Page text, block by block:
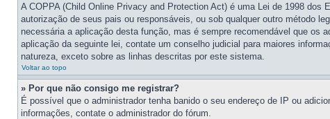
A COPPA (Child Online Privacy and Protection Act) é uma Lei de 1998
autorização de seus pais ou responsáveis, ou sob qualquer outro método
necessária a aplicação desta função, mas é sempre recomendável que os
aplicação da seguinte lei, contate um conselho judicial para maiores
natureza, exceto sobre as linhas descritas por este sistema.
Voltar ao topo
» Por que não consigo me registrar?
É possível que o administrador tenha banido o seu endereço de IP ou
informações, contate o administrador do fórum.